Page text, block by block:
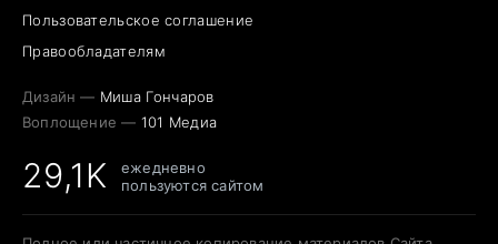
Пользовательское соглашение
Правообладателям
Дизайн — Миша Гончаров
Воплощение — 101 Медиа
29,1K
ежедневно
пользуются сайтом